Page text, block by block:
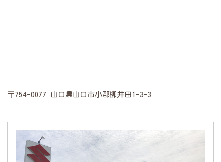
〒754-0077 山口県山口市小郡柳井田1-3-3